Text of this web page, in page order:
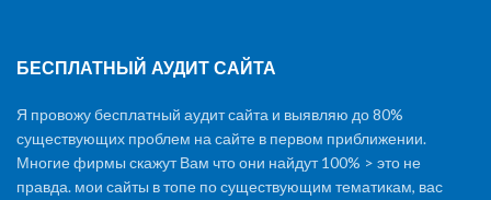
БЕСПЛАТНЫЙ АУДИТ САЙТА
Я провожу бесплатный аудит сайта и выявляю до 80%
существующих проблем на сайте в первом приближении.
Многие фирмы скажут Вам что они найдут 100% > это не
правда. мои сайты в топе по существующим тематикам, вас